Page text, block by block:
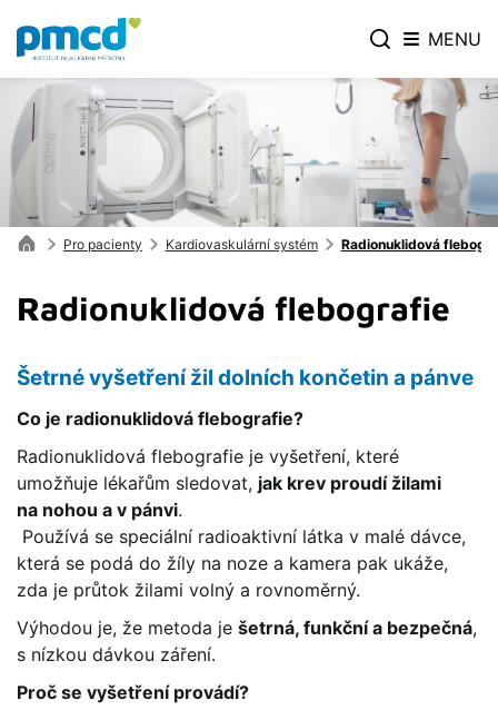
MENU
Pro pacienty Kardiovaskulární systém Radionuklidová
Radionuklidová flebografie
Šetrné vyšetření žil dolních končetin a pánve
Co je radionuklidová flebografie?
Radionuklidová flebografie je vyšetření, které
umožňuje lékařům sledovat, jak krev proudí žilami
na nohou a v pánvi.
Používá se speciální radioaktivní látka v malé dávce,
která se podá do žíly na noze a kamera pak ukáže,
zda je průtok žilami volný a rovnoměrný.
Výhodou je, že metoda je šetrná, funkční a bezpečná,
s nízkou dávkou záření.
Proč se vyšetření provádí?